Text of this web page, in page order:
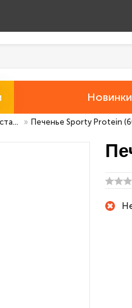
Новинки
» Печенье Sporty Protein